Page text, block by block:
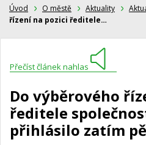
Úvod O městě Aktuality
řízení na pozici ředitele…
Přečíst článek nahlas
Do výběrového
ředitele
přihlásilo zatím